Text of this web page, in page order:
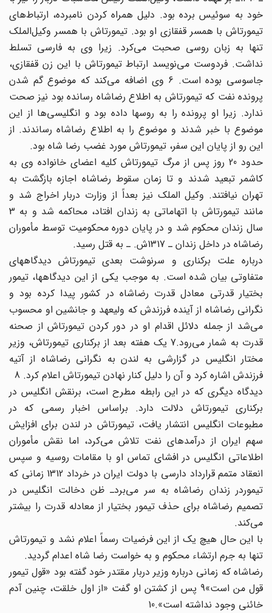
خود به سوئیس برده بود. دلیل همراه کردن نامبرده، ارتباط‌های
تیمورتاش با همسر قفقازی او بود. تیمورتاش با همسر وکیل‌الملک
تنها به زبان روسی صحبت می‌کرد. زیرا وی به فارسی تسلط
نداشت. فردوست می‌نویسد ارتباط تیمورتاش با این زن قفقازی،
جاسوسی بوده است. 6 وی اضافه می‌کند که موضوع گم شدن
پرونده نفت که تیمورتاش به اطلاع رضاشاه رسانده بود نیز صحت
ندارد. زیرا او پرونده را به روسها داده بود و انگلیسی‌ها از این
موضوع با خبر شدند و موضوع را به اطلاع رضاشاه رساندند. از
این رو از پایان این سفر، تیمورتاش مورد غضب رضا شاه بود.
حدود 20 روز پس از مرگ تیمورتاش کلیه اعضای خانواده وی به
کاشمر تبعید شدند و تا زمان سقوط رضاشاه اجازه بازگشت به
تهران نیافتند. وکیل الملک نیز بعداً از وزارت دربار اخراج شد و
مانند تیمورتاش با اتهاماتی به زندان افتاد، محاکمه شد و به 3
سال زندان محکوم شد و در پایان دوره محکومیت توسط مأموران
رضاشاه در داخل زندان ـ 1317ش. ـ به قتل رسید.
درباره علت برکناری و سرنوشت بعدی تیمورتاش دیدگاههای
متفاوتی بیان شده است. به موجب یکی از این دیدگاهها، تیمور
بختیار قدرتی معادل قدرت رضاشاه در کشور پیدا کرده بود و
نگرانی رضاشاه از آینده فرزندش که ولیعهد و جانشین او محسوب
می‌شد از جمله دلائل اقدام او در دور کردن تیمورتاش از صحنه
قدرت به شمار می‌رود.7 یک هفته بعد از برکناری تیمورتاش، وزیر
مختار انگلیس در گزارشی به لندن به نگرانی رضاشاه از آتیه
فرزندش اشاره کرد و آن را دلیل کنار نهادن تیمورتاش اعلام کرد. 8
دیدگاه دیگری که در این رابطه مطرح است، برنقش انگلیس در
برکناری تیمورتاش دلالت دارد. براساس اخبار رسمی که در
مطبوعات انگلیس انتشار یافت، تیمورتاش در لندن برای افزایش
سهم ایران از درآمدهای نفت تلاش می‌‌کرد، اما نقش مأموران
اطلاعاتی انگلیس در افشای تماس او با مقامات روسیه و سپس
انعقاد متمم قرارداد دارسی با دولت ایران در خرداد 1312 زمانی که
تیموردر زندان رضاشاه به سر می‌بردـ ظن دخالت انگلیس در
تصمیم رضاشاه برای حذف تیمور بختیار از معادله قدرت را بیشتر
می‌کند.
با این حال هیچ یک از این فرضیات رسماً اعلام نشد و تیمورتاش
تنها به جرم ارتشاء محکوم و به خواست رضا شاه اعدام گردید.
رضاشاه که زمانی درباره وزیر دربار مقتدر خود گفته بود «قول تیمور
قول من است»9 پس از کشتن او گفت «از اول خلقت، چنین آدم
خائنی وجود نداشته است».10